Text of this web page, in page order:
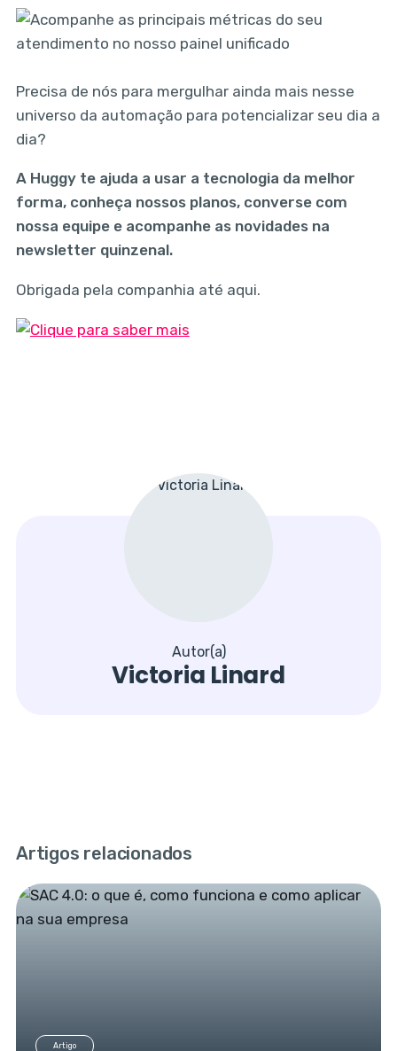
Precisa de nós para mergulhar ainda mais nesse
universo da automação para potencializar seu dia a
dia?
A Huggy te ajuda a usar a tecnologia da melhor
forma, conheça nossos planos, converse com
nossa equipe e acompanhe as novidades na
newsletter quinzenal.
Obrigada pela companhia até aqui.
Autor(a)
Victoria Linard
Artigos relacionados
Artigo